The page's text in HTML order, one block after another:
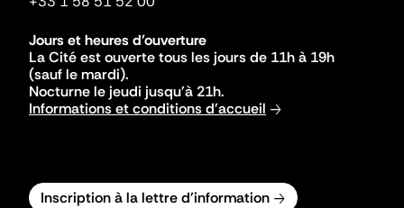
Jours et heures d'ouverture
La Cité est ouverte tous les jours de 11h à 19h
(sauf le mardi).
Nocturne le jeudi jusqu'à 21h.
Informations et conditions d'accueil
Inscription à la lettre d'information